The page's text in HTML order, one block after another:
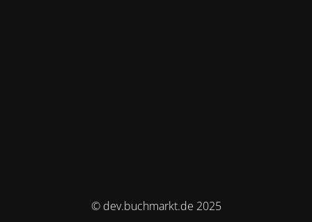
© dev.buchmarkt.de 2025